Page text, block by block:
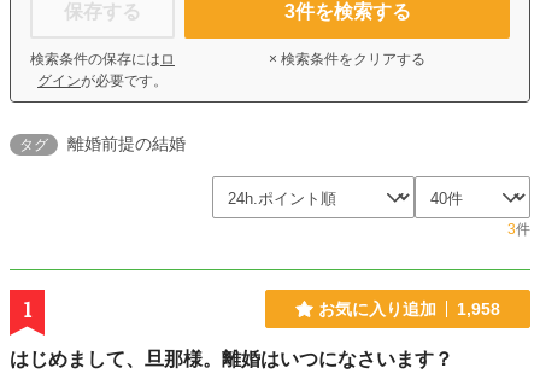
保存する
検索条件の保存には ロ
グインが必要です。
3件を検索する
× 検索条件をクリアする
タグ 離婚前提の結婚
3件
1 お気に入り追加 1,958
はじめまして、旦那様。離婚はいつになさいます？